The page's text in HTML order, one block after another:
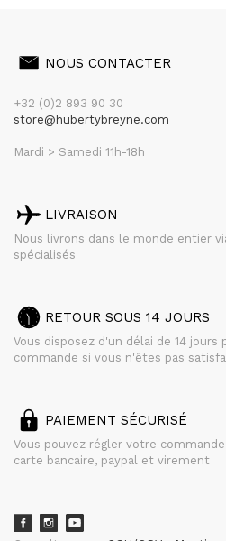
NOUS CONTACTER
+32 (0)2 893 90 30
store@hubertybreyne.com
Mardi > Samedi 11h-18h
LIVRAISON
Nous livrons dans le monde entier
spécialisés
RETOUR SOUS 14 JOURS
Vous disposez d'un délai de 14
commande si vous n'êtes pas
PAIEMENT SÉCURISÉ
Vous pouvez régler votre
carte bancaire, paypal et virement